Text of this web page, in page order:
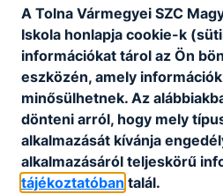
Iskolánk 2026. június 23–26.
napos, csillagtúra-jellegű
amelyen összesen 40 tanuló
turizmus–vendéglátás ágazat 9.
valamint a szakirányú
évfolyamos szakács-, pincér- és
kapcsolódtak be.
2026. júl. 1. Magyar László
A Tolna Vármegyei SZC
Iskola honlapja cookie-k
információkat tárol az Ön
eszközén, amely
minősülhetnek. Az
dönteni arról, hogy mely
alkalmazását kívánja
alkalmazásáról teljeskörű
tájékoztatóban talál.